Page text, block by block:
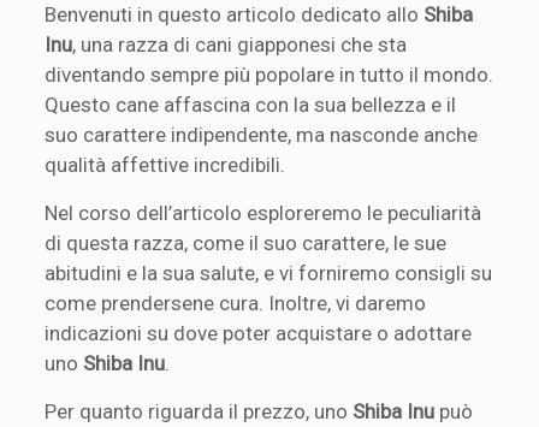
Benvenuti in questo articolo dedicato allo Shiba
Inu, una razza di cani giapponesi che sta
diventando sempre più popolare in tutto il mondo.
Questo cane affascina con la sua bellezza e il
suo carattere indipendente, ma nasconde anche
qualità affettive incredibili.
Nel corso dell’articolo esploreremo le peculiarità
di questa razza, come il suo carattere, le sue
abitudini e la sua salute, e vi forniremo consigli su
come prendersene cura. Inoltre, vi daremo
indicazioni su dove poter acquistare o adottare
uno Shiba Inu
Per quanto riguarda il prezzo, uno Shiba Inu può